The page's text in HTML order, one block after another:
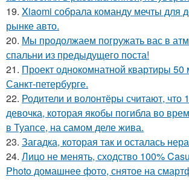
19. Xiaomi собрала команду мечты для
рынке авто.
20. Мы продолжаем погружать вас в
спальни из предыдущего поста!
21. Проект однокомнатной квартиры
Санкт-петербурге.
22. Родители и волонтёры считают, что
девочка, которая якобы погибла во
в Туапсе, на самом деле жива.
23. Загадка, которая так и осталась
24. Лицо не менять, сходство 100%
Photo домашнее фото, снятое на